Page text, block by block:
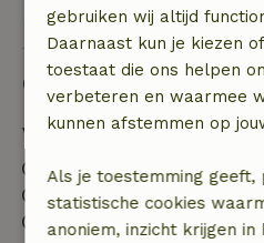
Bekijk 1 beoordeling
Goed om te weten
Verblijfdetails
Inchecken: 15:00- 22:00
Uitchecken: 07:00- 11:00
Contactloos verblijf
gebruiken wij altijd
Daarnaast kun je kiezen
toestaat die ons helpen
verbeteren en waarmee
kunnen afstemmen op
Als je toestemming geeft,
statistische cookies
anoniem, inzicht krijgen